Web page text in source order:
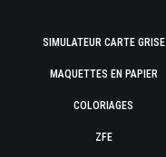
SIMULATEUR CARTE GRISE
MAQUETTES EN PAPIER
COLORIAGES
ZFE